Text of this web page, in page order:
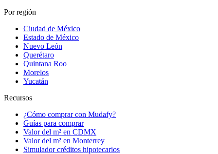
Por región
Ciudad de México
Estado de México
Nuevo León
Querétaro
Quintana Roo
Morelos
Yucatán
Recursos
¿Cómo comprar con Mudafy?
Guías para comprar
Valor del m² en CDMX
Valor del m² en Monterrey
Simulador créditos hipotecarios